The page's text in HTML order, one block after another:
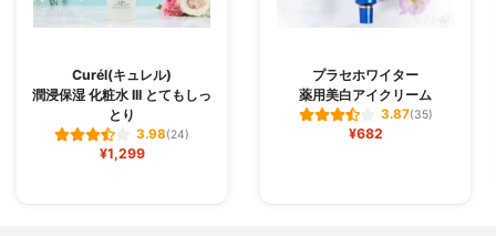
Curél(キュレル)
潤浸保湿 化粧水 III とてもしっ
とり
3.98(24)
¥1,299
プラセホワイター
薬用美白アイクリーム
3.87(35)
¥682